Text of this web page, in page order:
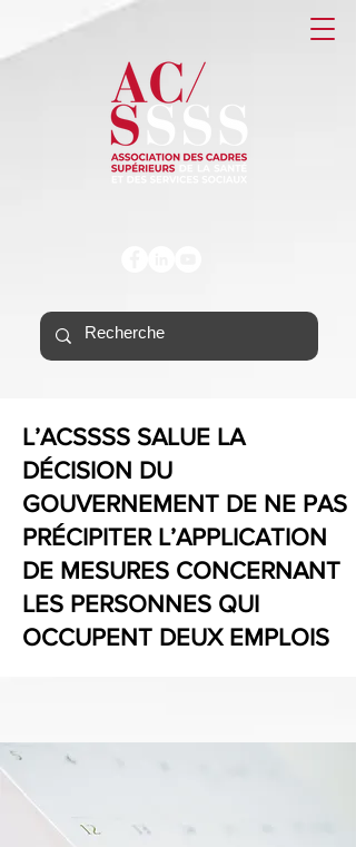
L’ACSSSS SALUE LA
DÉCISION DU
GOUVERNEMENT DE NE PAS
PRÉCIPITER L’APPLICATION
DE MESURES CONCERNANT
LES PERSONNES QUI
OCCUPENT DEUX EMPLOIS